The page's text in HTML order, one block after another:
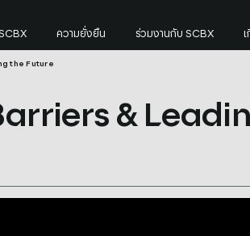
ความยั่งยืน ร่วมงานกับ SCBX
the Future
&